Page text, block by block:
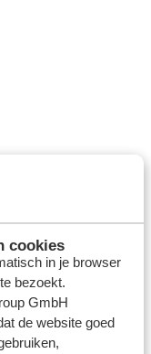
cookies
in je browser
bezoekt.
GmbH
de website goed